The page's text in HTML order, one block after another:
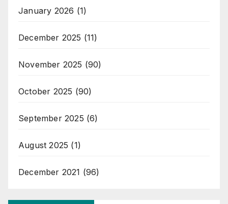
January 2026 (1)
December 2025 (11)
November 2025 (90)
October 2025 (90)
September 2025 (6)
August 2025 (1)
December 2021 (96)